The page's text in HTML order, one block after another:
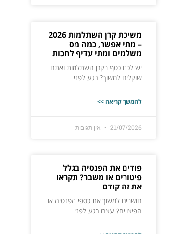
משיכת קרן השתלמות 2026
– מתי אפשר, כמה מס
משלמים ומתי עדיף לחכות
יש לכם כסף בקרן השתלמות ואתם
שוקלים למשוך? רגע לפני
להמשך קריאה >>
21/07/2026 אין תגובות
פודים את הפנסיה בגלל
פיטורים או משבר? תקראו
את זה קודם
חושבים למשוך את כספי הפנסיה או
הפיצויים? עצרו רגע לפני